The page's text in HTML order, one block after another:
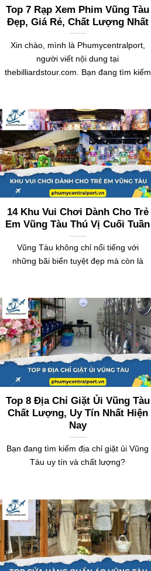
Top 7 Rạp Xem Phim Vũng Tàu
Đẹp, Giá Rẻ, Chất Lượng Nhất
Xin chào, mình là Phumycentralport,
người viết nội dung tại
thebilliardstour.com. Bạn đang tìm kiếm
14 Khu Vui Chơi Dành Cho Trẻ
Em Vũng Tàu Thú Vị Cuối Tuần
Vũng Tàu không chỉ nổi tiếng với
những bãi biển tuyệt đẹp mà còn là
Top 8 Địa Chỉ Giặt Ủi Vũng Tàu
Chất Lượng, Uy Tín Nhất Hiện
Nay
Bạn đang tìm kiếm địa chỉ giặt ủi Vũng
Tàu uy tín và chất lượng?